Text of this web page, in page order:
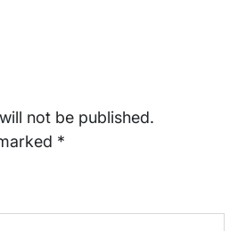
not be published.
*